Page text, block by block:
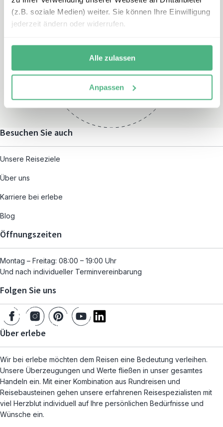
(z.B. soziale Medien) weiter. Sie können Ihre Einwilligung
jederzeit ändern oder widerrufen.
Alle zulassen
Anpassen
Montag – Freitag:
und nach individueller
Terminvereinbarung
Besuchen Sie auch
Unsere Reiseziele
Über uns
Karriere bei erlebe
Blog
Öffnungszeiten
Montag – Freitag: 08:00 – 19:00 Uhr
Und nach individueller Terminvereinbarung
Folgen Sie uns
Über erlebe
Wir bei erlebe möchten dem Reisen eine Bedeutung verleihen.
Unsere Überzeugungen und Werte fließen in unser gesamtes
Handeln ein. Mit einer Kombination aus Rundreisen und
Reisebausteinen gehen unsere erfahrenen Reisespezialisten mit
viel Herzblut individuell auf Ihre persönlichen Bedürfnisse und
Wünsche ein.